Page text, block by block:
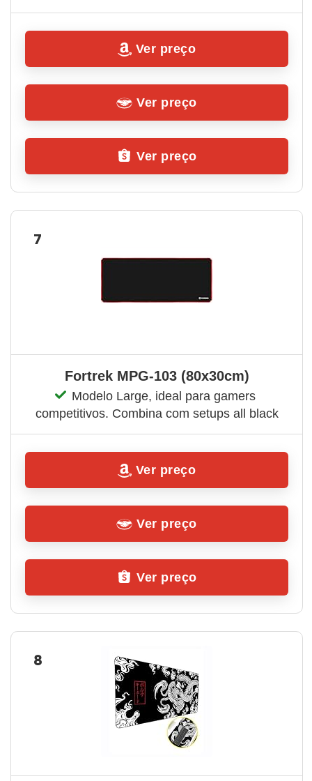
Ver preço
Ver preço
Ver preço
7
Fortrek MPG-103 (80x30cm)
Modelo Large, ideal para gamers
competitivos. Combina com setups all black
Ver preço
Ver preço
Ver preço
8